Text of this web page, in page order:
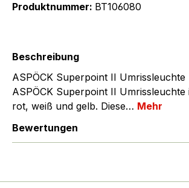
Produktnummer: BT106080
Beschreibung
ASPÖCK Superpoint II
ASPÖCK Superpoint II
rot, weiß und gelb. Diese… Mehr
Bewertungen